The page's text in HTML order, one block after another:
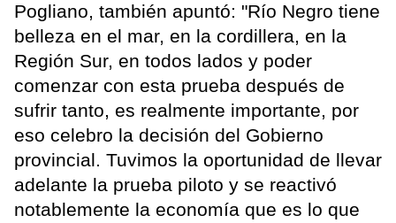
Pogliano, también apuntó: "Río Negro tiene
belleza en el mar, en la cordillera, en la
Región Sur, en todos lados y poder
comenzar con esta prueba después de
sufrir tanto, es realmente importante, por
eso celebro la decisión del Gobierno
provincial. Tuvimos la oportunidad de llevar
adelante la prueba piloto y se reactivó
notablemente la economía que es lo que